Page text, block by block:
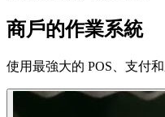
商戶的作業系統
使用最強大的 POS、支付